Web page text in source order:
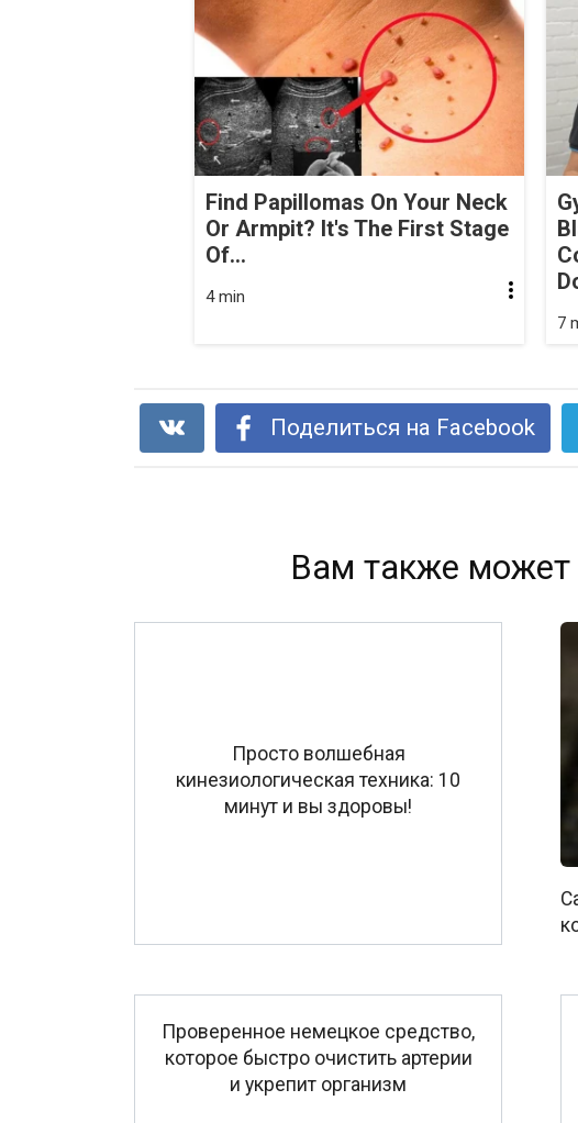
Find Papillomas On Your Neck
Or Armpit? It's The First Stage
Of...
4 min
7
Поделиться на Facebook
Вам также может
Просто волшебная
кинезиологическая техника: 10
минут и вы здоровы!
Проверенное немецкое средство,
которое быстро очистить артерии
и укрепит организм